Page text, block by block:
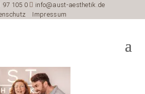
97 105 0  info@aust-aesthetik.de
Impressum